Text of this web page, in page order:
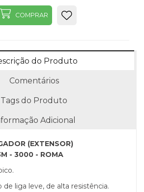
COMPRAR
do Produto
Comentários
Tags do Produto
Adicional
(EXTENSOR)
- 3000 - ROMA
de liga leve, de alta resistência.